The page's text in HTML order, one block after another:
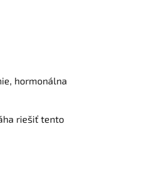
hormonálna
riešiť tento